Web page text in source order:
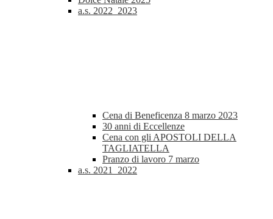
a.s. 2022_2023
Cena di Beneficenza 8 marzo 2023
30 anni di Eccellenze
Cena con gli APOSTOLI DELLA
TAGLIATELLA
Pranzo di lavoro 7 marzo
a.s. 2021_2022